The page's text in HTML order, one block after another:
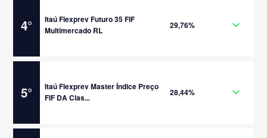
4°
Itaú Flexprev Futuro 35 FIF
Multimercado RL
29,76%
5°
Itaú Flexprev Master Índice Preço
FIF DA Clas...
28,44%